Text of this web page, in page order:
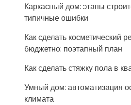
Каркасный дом: этапы
типичные ошибки
Как сделать косметический
бюджетно: поэтапный план
Как сделать стяжку пола в
Умный дом: автоматизация
климата